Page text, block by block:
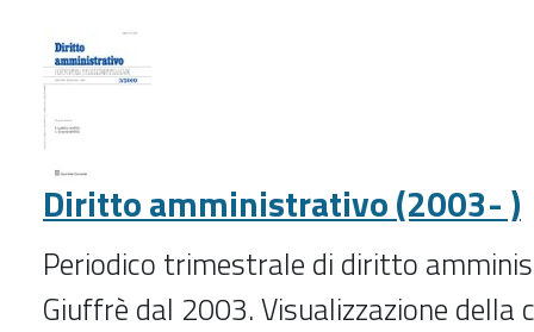
Diritto amministrativo (2003- )
Periodico trimestrale di diritto
Giuffrè dal 2003. Visualizzazione della